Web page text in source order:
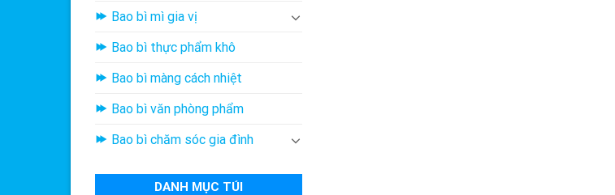
Bao bì mì gia vị
Bao bì thực phẩm khô
Bao bì màng cách nhiệt
Bao bì văn phòng phẩm
Bao bì chăm sóc gia đình
DANH MỤC TÚI